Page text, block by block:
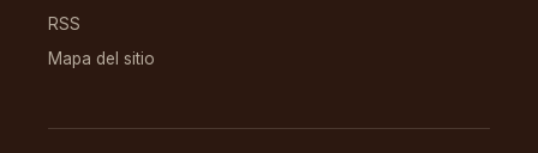
RSS
Mapa del sitio